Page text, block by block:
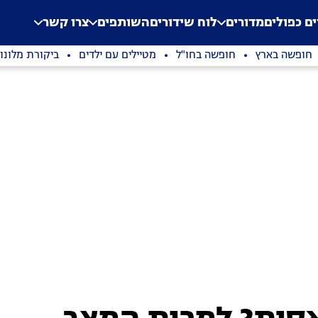
Application error: a
. כפוליםמדורים לוח שידוריםהשותפים צרו קשר
חופשה בארץ חופשה בחו"ל מטיילים עם ילדים ביקורת